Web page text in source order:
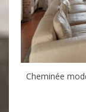
Cheminée